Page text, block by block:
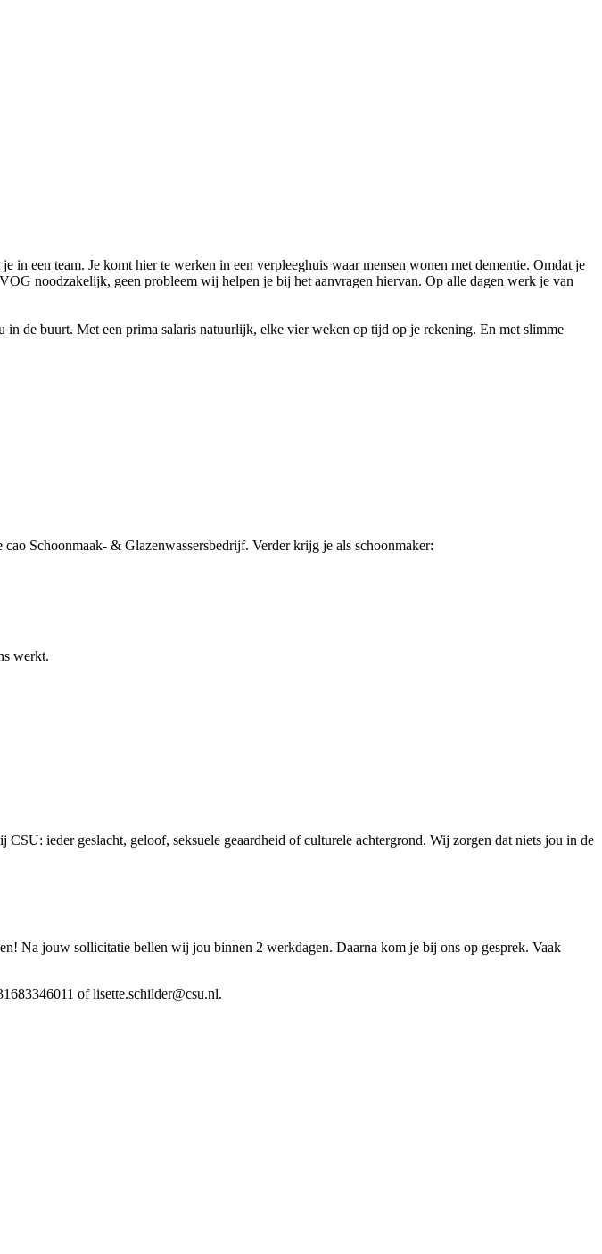
een team. Je komt hier te werken in een verpleeghuis waar mensen wonen met dementie. Omdat je
noodzakelijk, geen probleem wij helpen je bij het aanvragen hiervan. Op alle dagen werk je van
de buurt. Met een prima salaris natuurlijk, elke vier weken op tijd op je rekening. En met slimme
Schoonmaak- & Glazenwassersbedrijf. Verder krijg je als schoonmaker:
werkt.
ieder geslacht, geloof, seksuele geaardheid of culturele achtergrond. Wij zorgen dat niets jou in de
Na jouw sollicitatie bellen wij jou binnen 2 werkdagen. Daarna kom je bij ons op gesprek. Vaak
of lisette.schilder@csu.nl.